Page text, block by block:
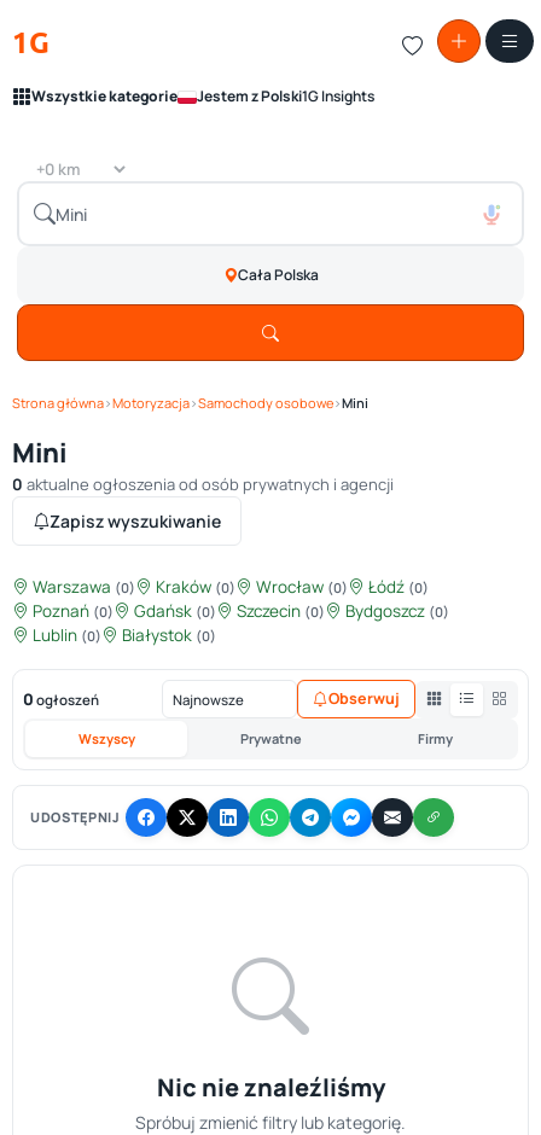
1G
Wszystkie kategorie Jestem z Polski1G Insights
Cała Polska
Strona główna›Motoryzacja›Samochody osobowe›Mini
Mini
0 aktualne ogłoszenia od osób prywatnych i agencji
Zapisz wyszukiwanie
Warszawa (0) Kraków (0) Wrocław (0) Łódź (0)
Poznań (0) Gdańsk (0) Szczecin (0) Bydgoszcz (0)
Lublin (0) Białystok (0)
0 ogłoszeń
Wszyscy Prywatne Firmy
Obserwuj
UDOSTĘPNIJ
Nic nie znaleźliśmy
Spróbuj zmienić filtry lub kategorię.